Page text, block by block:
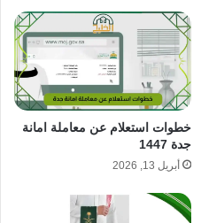
خطوات استعلام عن معاملة امانة
جدة 1447
أبريل 13, 2026